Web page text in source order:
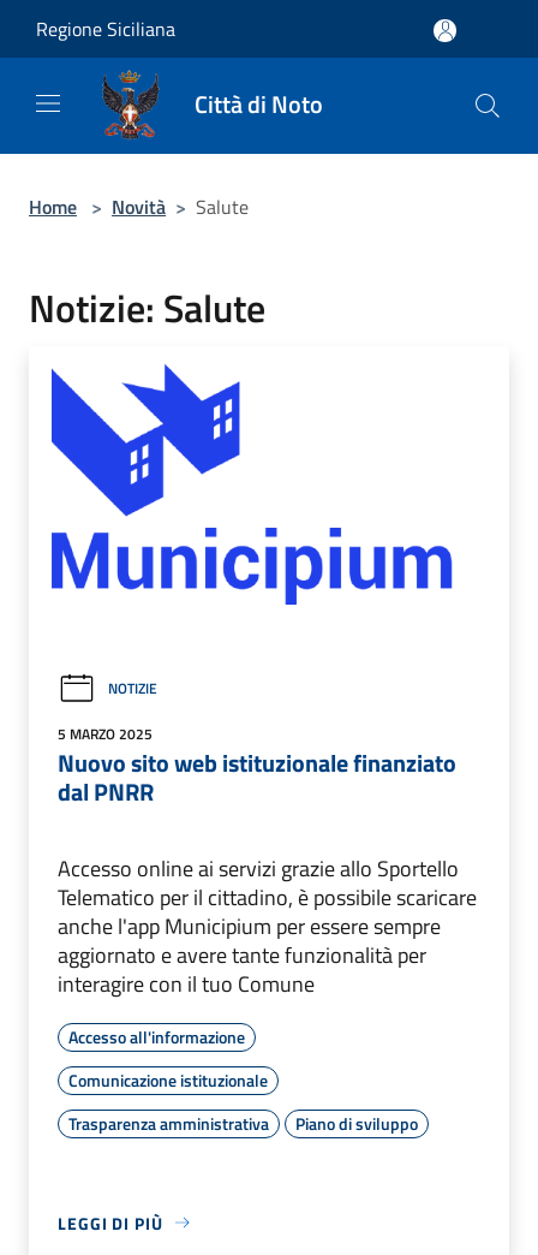
Regione Siciliana
Città di Noto
Home > Novità > Salute
Notizie: Salute
NOTIZIE
5 MARZO 2025
Nuovo sito web istituzionale finanziato
dal PNRR
Accesso online ai servizi grazie allo Sportello
Telematico per il cittadino, è possibile scaricare
anche l'app Municipium per essere sempre
aggiornato e avere tante funzionalità per
interagire con il tuo Comune
Accesso all'informazione
Comunicazione istituzionale
Trasparenza amministrativa
Piano di sviluppo
LEGGI DI PIÙ